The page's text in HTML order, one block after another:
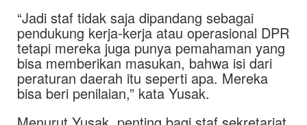
“Jadi staf tidak saja dipandang sebagai
pendukung kerja-kerja atau operasional DPR
tetapi mereka juga punya pemahaman yang
bisa memberikan masukan, bahwa isi dari
peraturan daerah itu seperti apa. Mereka
bisa beri penilaian,” kata Yusak.